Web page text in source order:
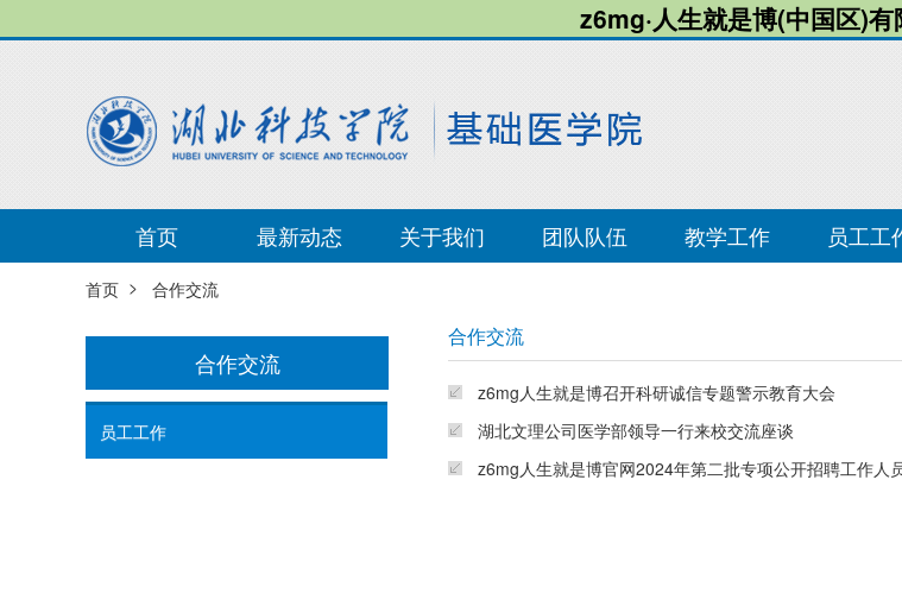
z6mg·人生就是博(中国区)
首页 最新动态 关于我们 团队队伍 教学工作 员工工
首页 > 合作交流
合作交流
员工工作
合作交流
z6mg人生就是博召开科研诚信专题警示教育大会
湖北文理公司医学部领导一行来校交流座谈
z6mg人生就是博官网2024年第二批专项公开招聘工作人